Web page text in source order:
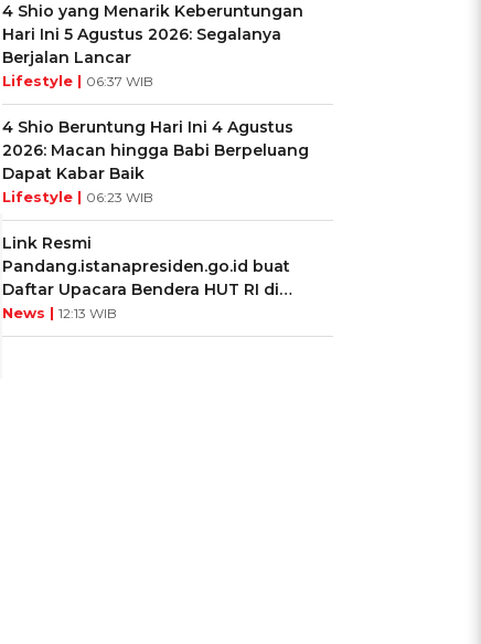
4 Shio yang Menarik Keberuntungan
Hari Ini 5 Agustus 2026: Segalanya
Berjalan Lancar
Lifestyle | 06:37 WIB
4 Shio Beruntung Hari Ini 4 Agustus
2026: Macan hingga Babi Berpeluang
Dapat Kabar Baik
Lifestyle | 06:23 WIB
Link Resmi
Pandang.istanapresiden.go.id buat
Daftar Upacara Bendera HUT RI di
Istana Negara
News | 12:13 WIB